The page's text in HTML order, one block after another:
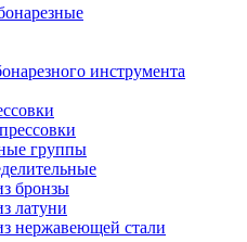
инструмента
группы
бронзы
латуни
нержавеющей стали